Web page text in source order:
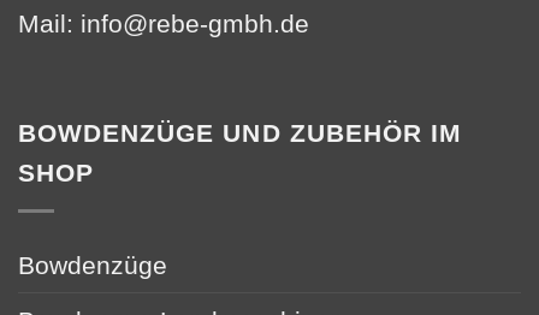
Mail: info@rebe-gmbh.de
BOWDENZÜGE UND ZUBEHÖR IM
SHOP
Bowdenzüge